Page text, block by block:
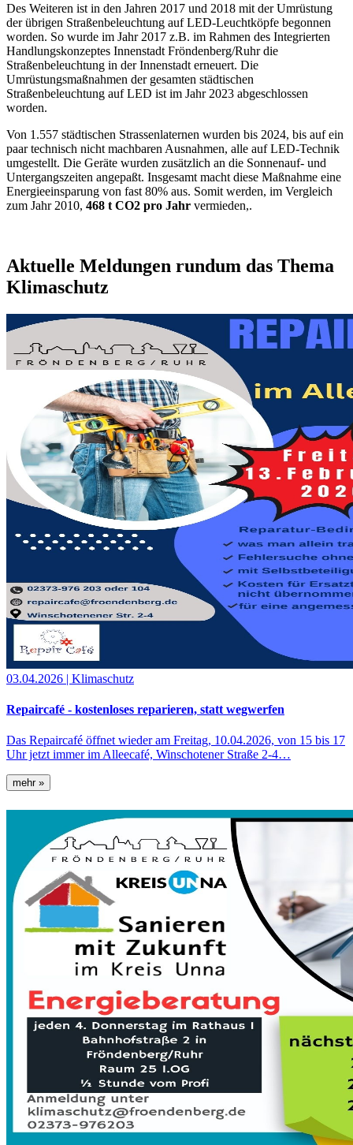
Des Weiteren ist in den Jahren 2017 und 2018 mit der Umrüstung
der übrigen Straßenbeleuchtung auf LED-Leuchtköpfe begonnen
worden. So wurde im Jahr 2017 z.B. im Rahmen des Integrierten
Handlungskonzeptes Innenstadt Fröndenberg/Ruhr die
Straßenbeleuchtung in der Innenstadt erneuert. Die
Umrüstungsmaßnahmen der gesamten städtischen
Straßenbeleuchtung auf LED ist im Jahr 2023 abgeschlossen
worden.
Von 1.557 städtischen Strassenlaternen wurden bis 2024, bis auf ein
paar technisch nicht machbaren Ausnahmen, alle auf LED-Technik
umgestellt. Die Geräte wurden zusätzlich an die Sonnenauf- und
Untergangszeiten angepaßt. Insgesamt macht diese Maßnahme eine
Energieeinsparung von fast 80% aus. Somit werden, im Vergleich
zum Jahr 2010, 468 t CO2 pro Jahr vermieden,.
Aktuelle Meldungen rundum das Thema
Klimaschutz
03.04.2026 | Klimaschutz
Repaircafé - kostenloses reparieren, statt wegwerfen
Das Repaircafé öffnet wieder am Freitag, 10.04.2026, von 15 bis 17
Uhr jetzt immer im Alleecafé, Winschotener Straße 2-4…
mehr »